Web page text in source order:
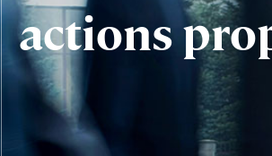
actions